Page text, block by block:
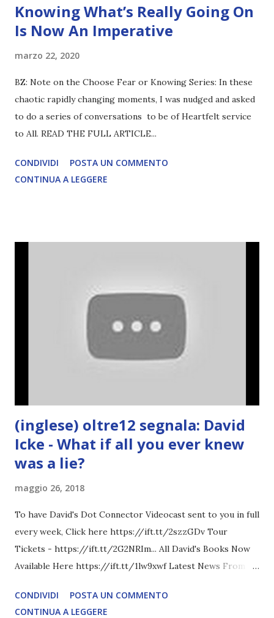
Knowing What’s Really Going On
Is Now An Imperative
marzo 22, 2020
BZ: Note on the Choose Fear or Knowing Series: In these
chaotic rapidly changing moments, I was nudged and asked
to do a series of conversations to be of Heartfelt service
to All. READ THE FULL ARTICLE...
CONDIVIDI
POSTA UN COMMENTO
CONTINUA A LEGGERE
(inglese) oltre12 segnala: David
Icke - What if all you ever knew
was a lie?
maggio 26, 2018
To have David's Dot Connector Videocast sent to you in full
every week, Click here https://ift.tt/2szzGDv Tour
Tickets - https://ift.tt/2G2NRIm... All David's Books Now
Available Here https://ift.tt/1lw9xwf Latest News From
COMPLETO - fonte
CONDIVIDI
POSTA UN COMMENTO
CONTINUA A LEGGERE